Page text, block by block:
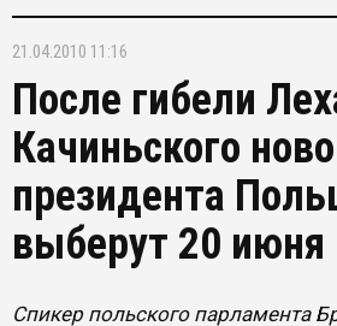
21.04.2010 11:16
После гибели
Качиньского
президента
выберут 20 июня
Спикер польского парламента